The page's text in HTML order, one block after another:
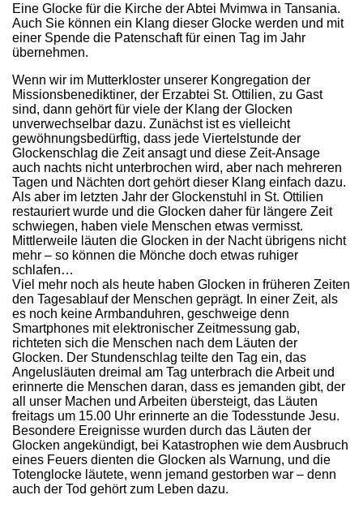
Eine Glocke für die Kirche der Abtei Mvimwa in Tansania.
Auch Sie können ein Klang dieser Glocke werden und mit
einer Spende die Patenschaft für einen Tag im Jahr
übernehmen.
Wenn wir im Mutterkloster unserer Kongregation der
Missionsbenediktiner, der Erzabtei St. Ottilien, zu Gast
sind, dann gehört für viele der Klang der Glocken
unverwechselbar dazu. Zunächst ist es vielleicht
gewöhnungsbedürftig, dass jede Viertelstunde der
Glockenschlag die Zeit ansagt und diese Zeit-Ansage
auch nachts nicht unterbrochen wird, aber nach mehreren
Tagen und Nächten dort gehört dieser Klang einfach dazu.
Als aber im letzten Jahr der Glockenstuhl in St. Ottilien
restauriert wurde und die Glocken daher für längere Zeit
schwiegen, haben viele Menschen etwas vermisst.
Mittlerweile läuten die Glocken in der Nacht übrigens nicht
mehr – so können die Mönche doch etwas ruhiger
schlafen…
Viel mehr noch als heute haben Glocken in früheren Zeiten
den Tagesablauf der Menschen geprägt. In einer Zeit, als
es noch keine Armbanduhren, geschweige denn
Smartphones mit elektronischer Zeitmessung gab,
richteten sich die Menschen nach dem Läuten der
Glocken. Der Stundenschlag teilte den Tag ein, das
Angelusläuten dreimal am Tag unterbrach die Arbeit und
erinnerte die Menschen daran, dass es jemanden gibt, der
all unser Machen und Arbeiten übersteigt, das Läuten
freitags um 15.00 Uhr erinnerte an die Todesstunde Jesu.
Besondere Ereignisse wurden durch das Läuten der
Glocken angekündigt, bei Katastrophen wie dem Ausbruch
eines Feuers dienten die Glocken als Warnung, und die
Totenglocke läutete, wenn jemand gestorben war – denn
auch der Tod gehört zum Leben dazu.